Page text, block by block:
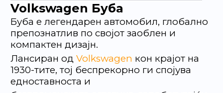
Volkswagen Буба
Буба е легендарен автомобил, глобално
препознатлив по својот заоблен и
компактен дизајн.
Лансиран одVolkswagen кон крајот на
1930-тите, тој беспрекорно ги спојува
едноставноста и